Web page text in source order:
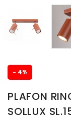
- 4%
PLAFON
SOLLUX